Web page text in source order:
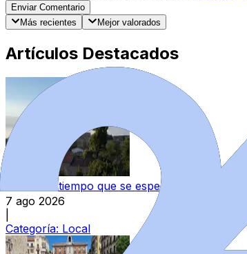
Enviar Comentario
Más recientes
Mejor valorados
Artículos Destacados
Este es el tiempo que se espera para el fin de
7 ago 2026
Categoría: Local